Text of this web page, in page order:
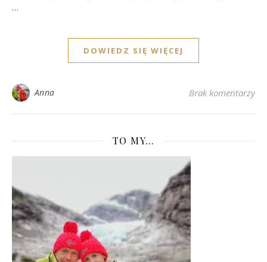
…
DOWIEDZ SIĘ WIĘCEJ
Anna Brak komentarzy
TO MY…